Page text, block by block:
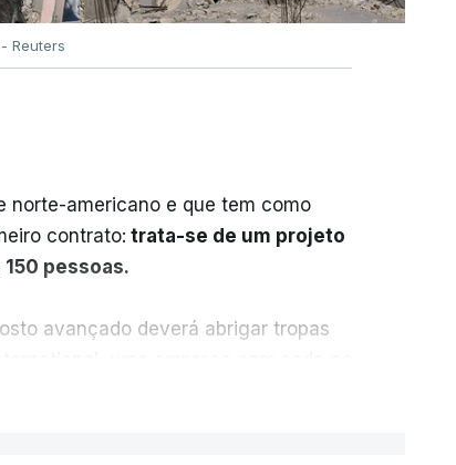
Reuters
norte-americano e que tem como
contrato: trata-se de um projeto
pessoas.
avançado deverá abrigar tropas